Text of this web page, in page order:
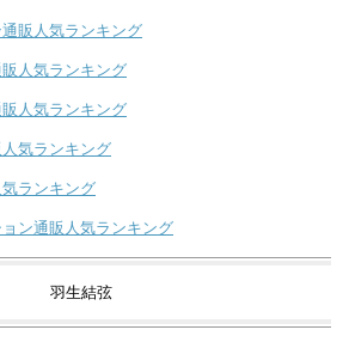
販人気ランキング
人気ランキング
人気ランキング
気ランキング
ランキング
ン通販人気ランキング
羽生結弦